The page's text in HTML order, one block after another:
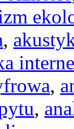
,
,
,